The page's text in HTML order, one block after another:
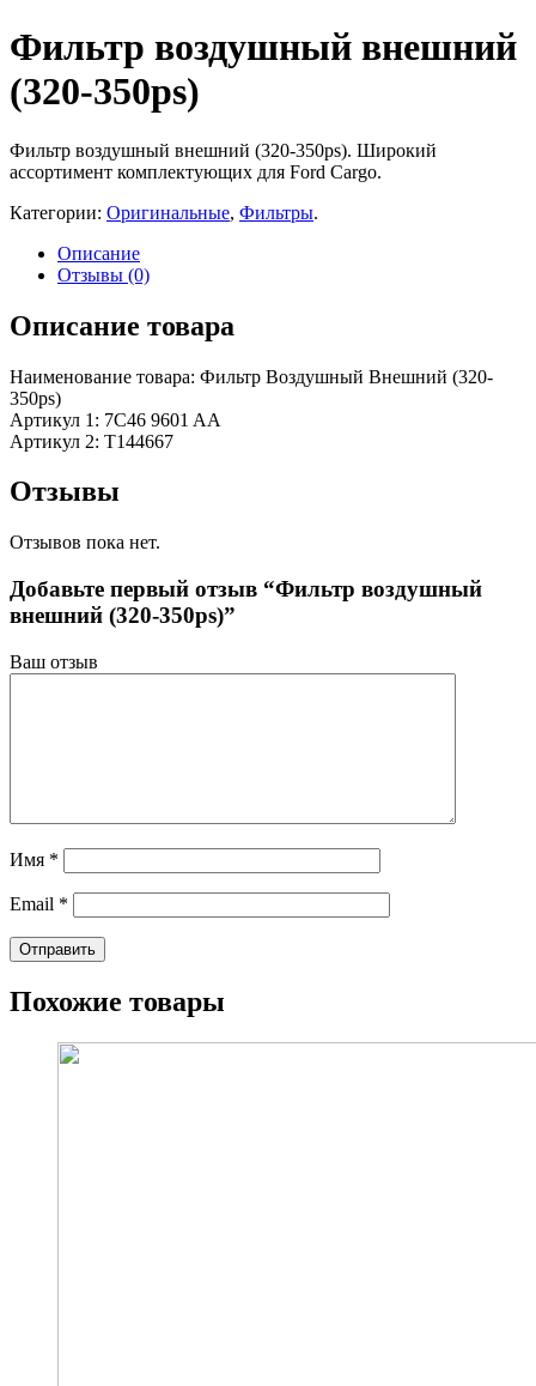
Фильтр воздушный внешний
(320-350ps)
Фильтр воздушный внешний (320-350ps). Широкий
ассортимент комплектующих для Ford Cargo.
Категории: Оригинальные, Фильтры.
Описание
Отзывы (0)
Описание товара
Наименование товара: Фильтр Воздушный Внешний (320-
350ps)
Артикул 1: 7C46 9601 AA
Артикул 2: T144667
Отзывы
Отзывов пока нет.
Добавьте первый отзыв “Фильтр воздушный
внешний (320-350ps)”
Ваш отзыв
Имя *
Email *
Похожие товары